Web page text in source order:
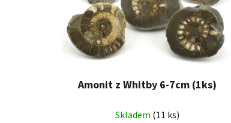
Amonit z Whitby 6-7cm (1ks)
Skladem (11 ks)